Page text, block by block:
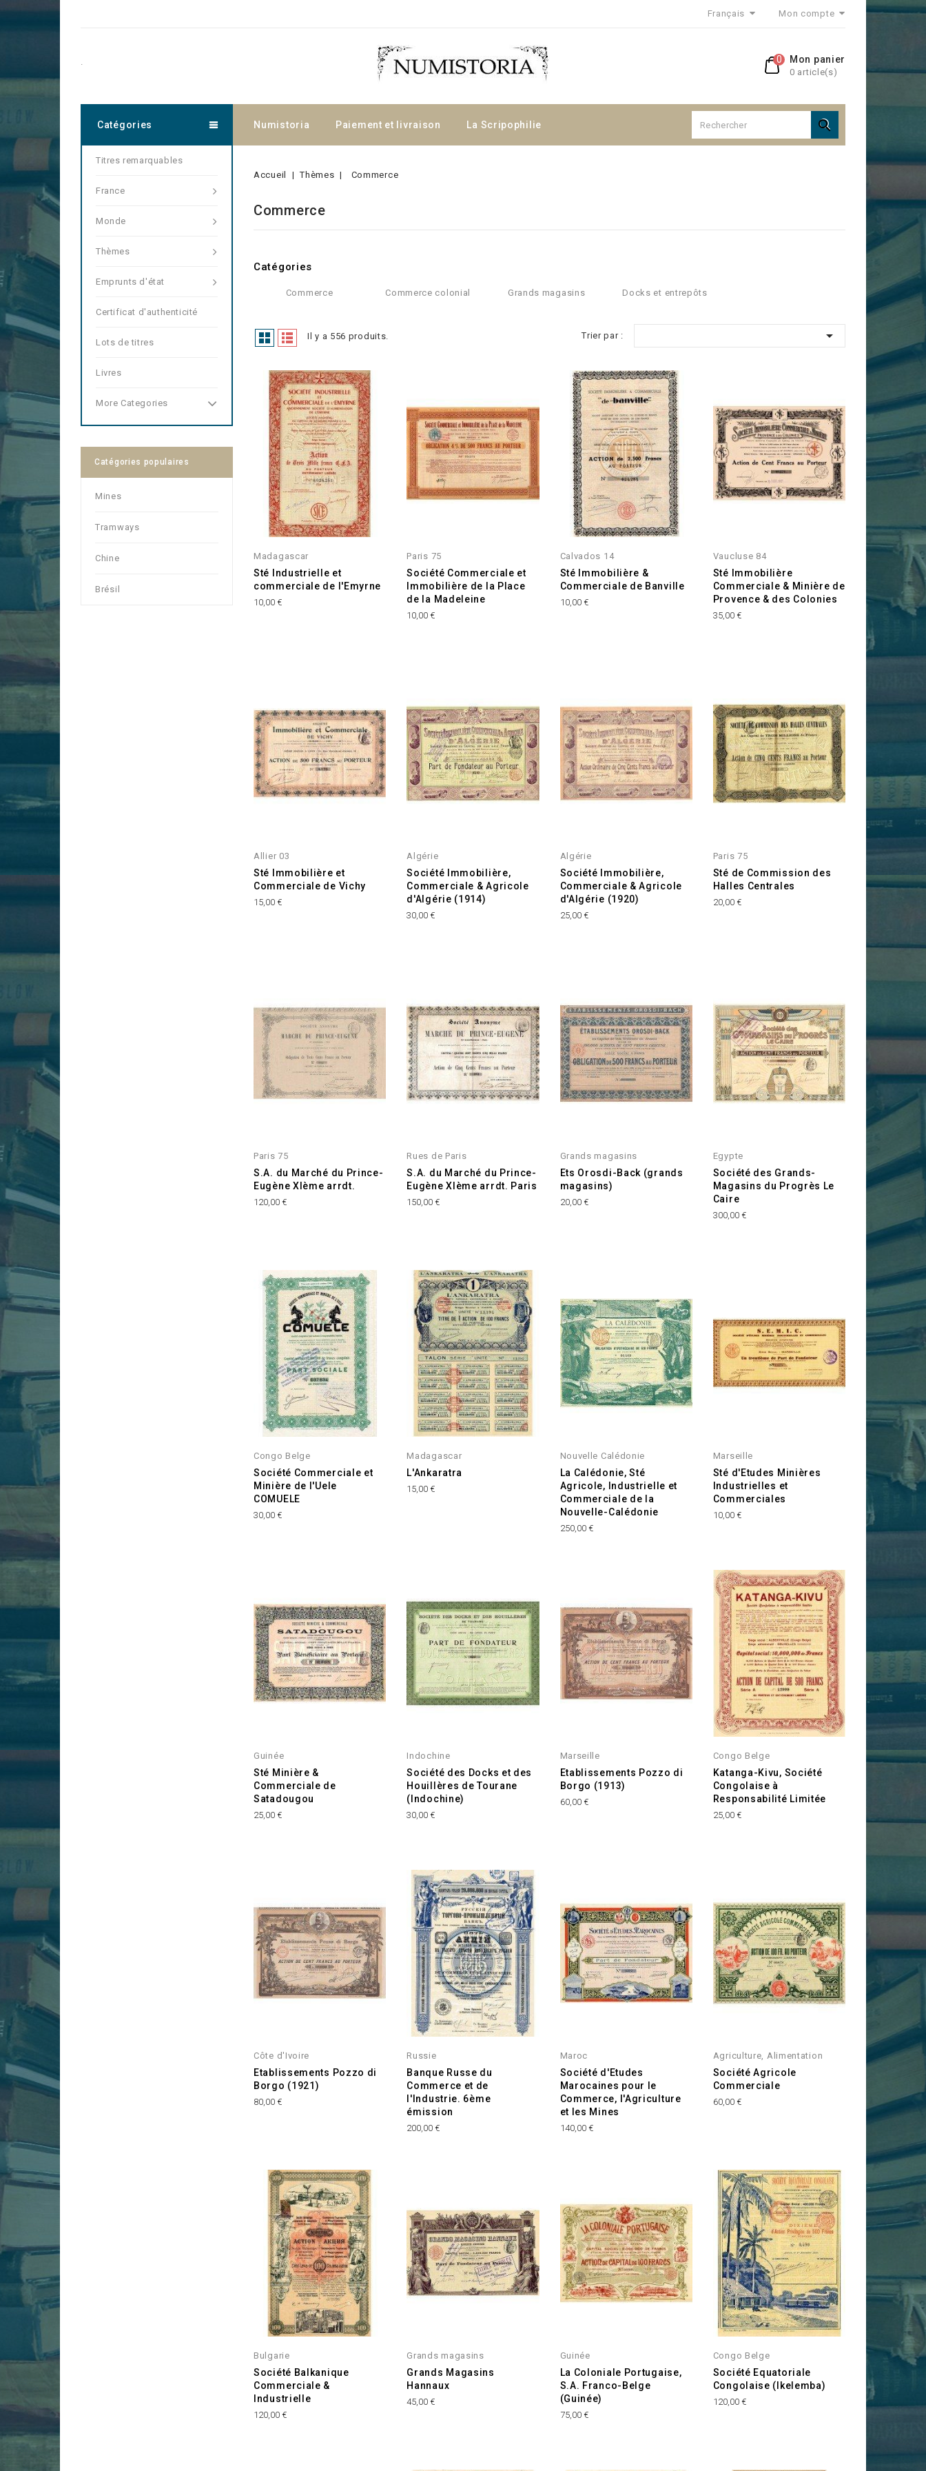
Français Mon compte
Mon panier
0 article(s)
0
.
Numistoria Paiement et livraison La Scripophilie 
Catégories
Titres remarquables
France
Monde
Thèmes
Emprunts d'état
Certificat d'authenticité
Lots de titres
Livres
More Categories
Catégories populaires
Mines
Tramways
Chine
Brésil
Accueil Thèmes Commerce
Commerce
Catégories
Commerce Commerce colonial Grands magasins Docks et entrepôts
Il y a 556 produits. Trier par : 
Madagascar
Sté Industrielle et
commerciale de l'Emyrne
Prix
10,00 €
Paris 75
Société Commerciale et
Immobilière de la Place
de la Madeleine
Prix
10,00 €
Calvados 14
Sté Immobilière &
Commerciale de Banville
Prix
10,00 €
Vaucluse 84
Sté Immobilière
Commerciale & Minière de
Provence & des Colonies
Prix
35,00 €
Allier 03
Sté Immobilière et
Commerciale de Vichy
Prix
15,00 €
Algérie
Société Immobilière,
Commerciale & Agricole
d'Algérie (1914)
Prix
30,00 €
Algérie
Société Immobilière,
Commerciale & Agricole
d'Algérie (1920)
Prix
25,00 €
Paris 75
Sté de Commission des
Halles Centrales
Prix
20,00 €
Paris 75
S.A. du Marché du Prince-
Eugène XIème arrdt.
Prix
120,00 €
Rues de Paris
S.A. du Marché du Prince-
Eugène XIème arrdt. Paris
Prix
150,00 €
Grands magasins
Ets Orosdi-Back (grands
magasins)
Prix
20,00 €
Egypte
Société des Grands-
Magasins du Progrès Le
Caire
Prix
300,00 €
Congo Belge
Société Commerciale et
Minière de l'Uele
COMUELE
Prix
30,00 €
Madagascar
L'Ankaratra
Prix
15,00 €
Nouvelle Calédonie
La Calédonie, Sté
Agricole, Industrielle et
Commerciale de la
Nouvelle-Calédonie
Prix
250,00 €
Marseille
Sté d'Etudes Minières
Industrielles et
Commerciales
Prix
10,00 €
Guinée
Sté Minière &
Commerciale de
Satadougou
Prix
25,00 €
Indochine
Société des Docks et des
Houillères de Tourane
(Indochine)
Prix
30,00 €
Marseille
Etablissements Pozzo di
Borgo (1913)
Prix
60,00 €
Congo Belge
Katanga-Kivu, Société
Congolaise à
Responsabilité Limitée
Prix
25,00 €
Côte d'Ivoire
Etablissements Pozzo di
Borgo (1921)
Prix
80,00 €
Russie
Banque Russe du
Commerce et de
l'Industrie. 6ème
émission
Prix
200,00 €
Maroc
Société d'Etudes
Marocaines pour le
Commerce, l'Agriculture
et les Mines
Prix
140,00 €
Agriculture, Alimentation
Société Agricole
Commerciale
Prix
60,00 €
Bulgarie
Société Balkanique
Commerciale &
Industrielle
Prix
120,00 €
Grands magasins
Grands Magasins
Hannaux
Prix
45,00 €
Guinée
La Coloniale Portugaise,
S.A. Franco-Belge
(Guinée)
Prix
75,00 €
Congo Belge
Société Equatoriale
Congolaise (Ikelemba)
Prix
120,00 €